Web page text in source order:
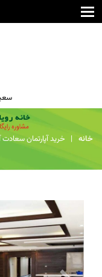
خانه خريد آپارتمان سعادت